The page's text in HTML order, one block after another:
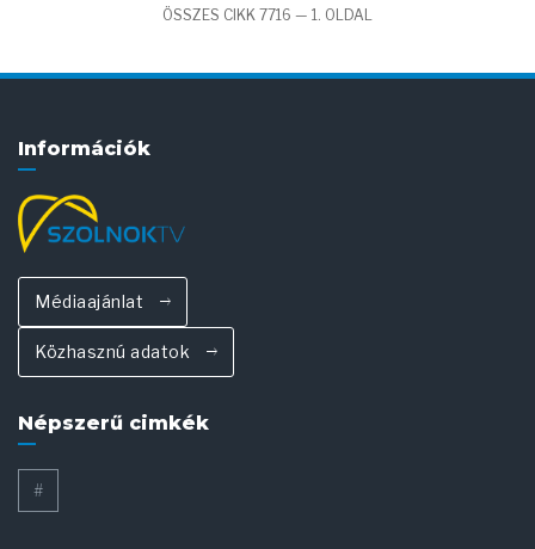
ÖSSZES CIKK 7716 — 1. OLDAL
Információk
Médiaajánlat
Közhasznú adatok
Népszerű cimkék
#